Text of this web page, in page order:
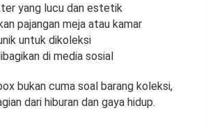
yang lucu dan estetik
pajangan meja atau kamar
untuk dikoleksi
di media sosial
bukan cuma soal barang koleksi,
dari hiburan dan gaya hidup.